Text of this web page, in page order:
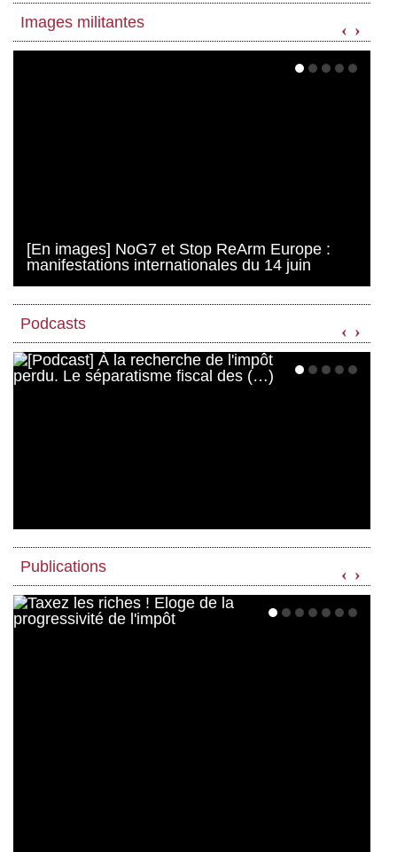
Images militantes
[En images] NoG7 et Stop ReArm Europe :
manifestations internationales du 14 juin
‹ ›
Podcasts ‹ ›
Publications ‹ ›